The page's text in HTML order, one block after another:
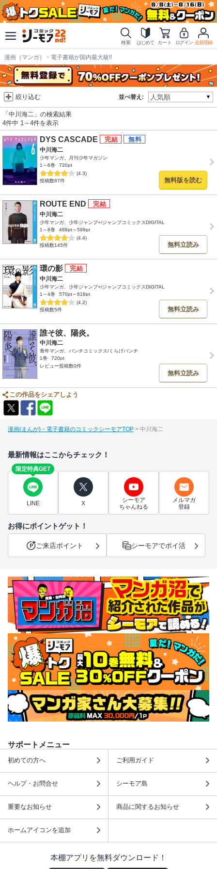
検索 はじめて カート ログイン 会員登録
漫画（マンガ）・電子書籍が国内最大級!!
並べ替え:
絞り込む
「中川海二」の検索結果
4件中 1～4件を表示
DYS CASCADE
中川海二
少年マンガ、月刊少年マガジン
1～6巻
720pt
(4.3)
投稿数87件
無料版を読む
ROUTE END
中川海二
少年マンガ、少年ジャンプ+/ジャンプコミックスDIGITAL
1～8巻
488pt～599pt
(4.4)
投稿数145件
無料立読み
環の影
中川海二
少年マンガ、少年ジャンプ+/ジャンプコミックスDIGITAL
1～4巻
570pt～618pt
(4.2)
投稿数5件
無料立読み
誰そ彼、陽炎。
中川海二
青年マンガ、バンチコミックス/くらげバンチ
1巻
720pt
レビュー投稿数0件
無料立読み
この作品をシェアしよう
漫画(まんが)・電子書籍のコミックシーモアTOP 中川海二
最新情報はここからチェック！
限定特典GET
LINE X
シーモア
ちゃんねる
メルマガ
登録
お得にポイントゲット！
ご来店ポイント シーモアでポイ活
サポートメニュー
初めての方へ ご利用ガイド
ヘルプ・お問合せ シーモア島
重要なお知らせ 商品に関するお知らせ
ホームアイコンを追加
本棚アプリを無料ダウンロード！